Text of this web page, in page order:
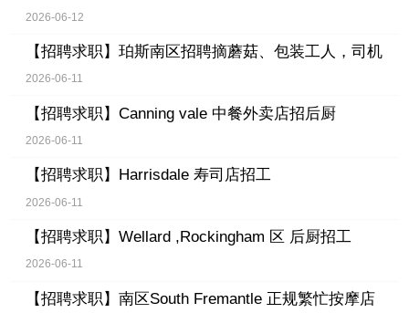
2026-06-12
【招聘求职】 珀斯南区招聘摘蘑菇、包装工人，司机
2026-06-11
【招聘求职】 Canning vale 中餐外卖店招后厨
2026-06-11
【招聘求职】 Harrisdale 寿司店招工
2026-06-11
【招聘求职】 Wellard ,Rockingham 区 后厨招工
2026-06-11
【招聘求职】 南区South Fremantle 正规繁忙按摩店